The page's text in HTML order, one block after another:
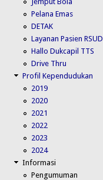
Pelana Emas
DETAK
Layanan Pasien RSUD
Hallo Dukcapil TTS
Drive Thru
Profil Kependudukan
2019
2020
2021
2022
2023
2024
Informasi
Pengumuman